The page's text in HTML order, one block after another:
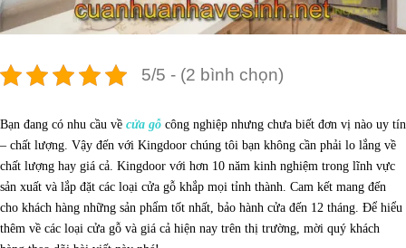
5/5 - (2 bình chọn)
Bạn đang có nhu cầu về cửa gỗ công nghiệp nhưng chưa biết đơn vị nào uy tín
– chất lượng. Vậy đến với Kingdoor chúng tôi bạn không cần phải lo lắng về
chất lượng hay giá cả. Kingdoor với hơn 10 năm kinh nghiệm trong lĩnh vực
sản xuất và lắp đặt các loại cửa gỗ khắp mọi tỉnh thành. Cam kết mang đến
cho khách hàng những sản phẩm tốt nhất, bảo hành cửa đến 12 tháng. Để hiểu
thêm về các loại cửa gỗ và giá cả hiện nay trên thị trường, mời quý khách